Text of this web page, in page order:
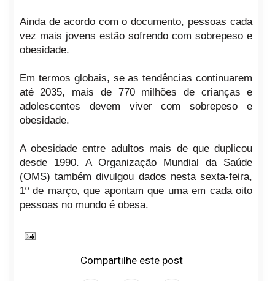
Ainda de acordo com o documento, pessoas cada
vez mais jovens estão sofrendo com sobrepeso e
obesidade.
Em termos globais, se as tendências continuarem
até 2035, mais de 770 milhões de crianças e
adolescentes devem viver com sobrepeso e
obesidade.
A obesidade entre adultos mais de que duplicou
desde 1990. A Organização Mundial da Saúde
(OMS) também divulgou dados nesta sexta-feira,
1º de março, que apontam que uma em cada oito
pessoas no mundo é obesa.
Compartilhe este post